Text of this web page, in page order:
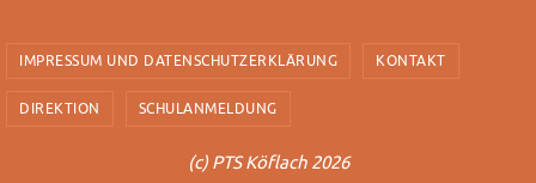
IMPRESSUM UND DATENSCHUTZERKLÄRUNG KONTAKT
DIREKTION SCHULANMELDUNG
(c) PTS Köflach 2026